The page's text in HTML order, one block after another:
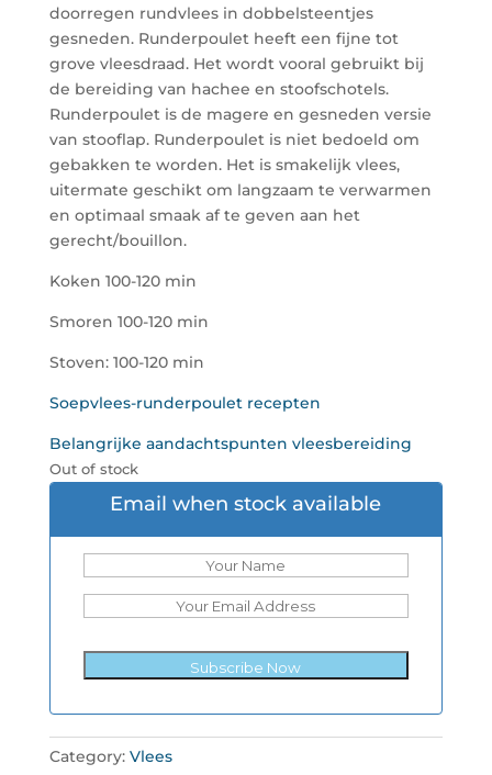
doorregen rundvlees in dobbelsteentjes
gesneden. Runderpoulet heeft een fijne tot
grove vleesdraad. Het wordt vooral gebruikt bij
de bereiding van hachee en stoofschotels.
Runderpoulet is de magere en gesneden versie
van stooflap. Runderpoulet is niet bedoeld om
gebakken te worden. Het is smakelijk vlees,
uitermate geschikt om langzaam te verwarmen
en optimaal smaak af te geven aan het
gerecht/bouillon.
Koken 100-120 min
Smoren 100-120 min
Stoven: 100-120 min
Soepvlees-runderpoulet recepten
Belangrijke aandachtspunten vleesbereiding
Out of stock
Email when stock available
Category: Vlees